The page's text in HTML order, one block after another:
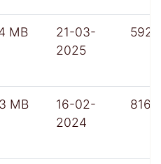
MB
21-03-
2025
592
MB
16-02-
2024
816